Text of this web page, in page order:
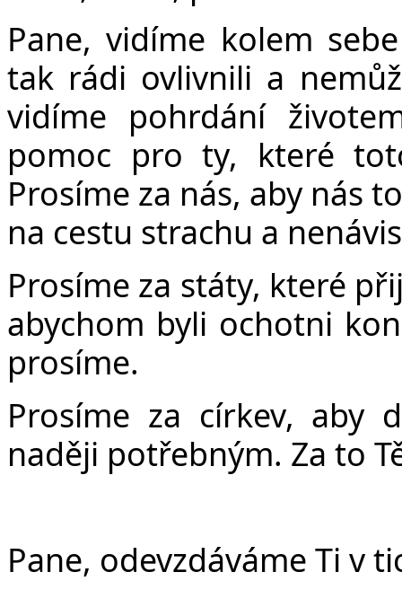
Pane, vidíme kolem
tak rádi ovlivnili a
vidíme pohrdání
pomoc pro ty, které
Prosíme za nás, aby nás
na cestu strachu a
Prosíme za státy, které
abychom byli ochotni
prosíme.
Prosíme za církev, aby
naději potřebným. Za to
Pane, odevzdáváme Ti v